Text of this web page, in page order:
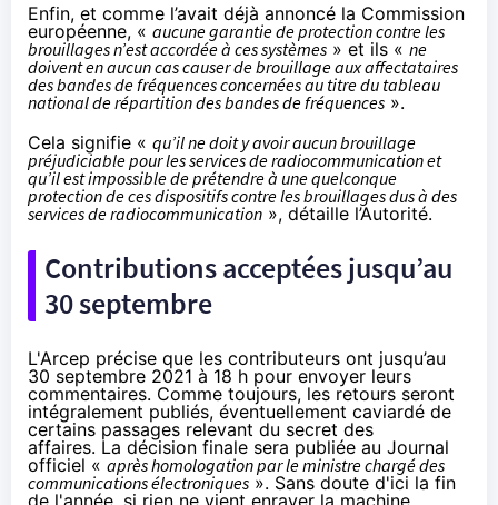
Enfin, et comme l’avait déjà annoncé la Commission
européenne, « aucune garantie de protection contre les
brouillages n’est accordée à ces systèmes » et ils « ne
doivent en aucun cas causer de brouillage aux affectataires
des bandes de fréquences concernées au titre du tableau
national de répartition des bandes de fréquences ».
Cela signifie « qu’il ne doit y avoir aucun brouillage
préjudiciable pour les services de radiocommunication et
qu’il est impossible de prétendre à une quelconque
protection de ces dispositifs contre les brouillages dus à des
services de radiocommunication », détaille l’Autorité.
Contributions acceptées jusqu’au
30 septembre
L'Arcep précise que les contributeurs ont jusqu’au
30 septembre 2021 à 18 h pour envoyer leurs
commentaires. Comme toujours, les retours seront
intégralement publiés, éventuellement caviardé de
certains passages relevant du secret des
affaires. La décision finale sera publiée au Journal
officiel « après homologation par le ministre chargé des
communications électroniques ». Sans doute d'ici la fin
de l'année, si rien ne vient enrayer la machine.